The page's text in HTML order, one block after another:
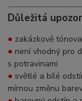
Důležitá
● zakázkově
● není vhodný pro
s potravinami
● světlé a bílé
mírnou změnu